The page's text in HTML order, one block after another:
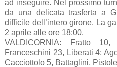
ad inseguire. Nel prossimo
da una delicata trasferta a
difficile dell’intero girone. La
2 aprile alle ore 18:00.
VALDICORNIA: Fratto
Franceschini 23, Liberati 4;
Cacciottolo 5, Battaglini,